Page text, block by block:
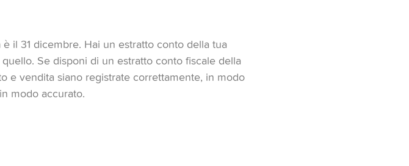
il 31 dicembre. Hai un estratto conto della tua
Se disponi di un estratto conto fiscale della
e vendita siano registrate correttamente, in modo
modo accurato.